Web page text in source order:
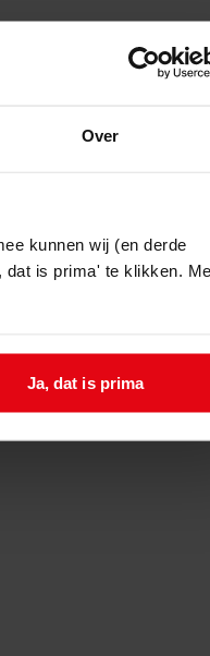
Over
kunnen wij (en derde
dat is prima' te klikken.
Ja, dat is prima